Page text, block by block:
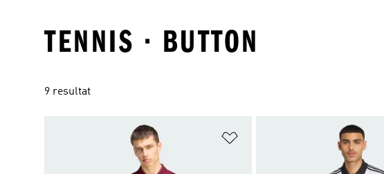
TENNIS · BUTTON
9 resultat
Lägg till på önskelistan